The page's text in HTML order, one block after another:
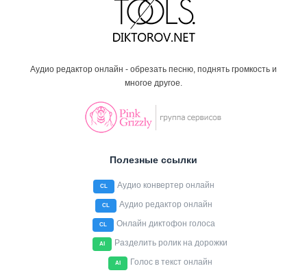
Аудио редактор онлайн - обрезать песню, поднять громкость и
многое другое.
Полезные ссылки
CL Аудио конвертер онлайн
CL Аудио редактор онлайн
CL Онлайн диктофон голоса
AI Разделить ролик на дорожки
AI Голос в текст онлайн